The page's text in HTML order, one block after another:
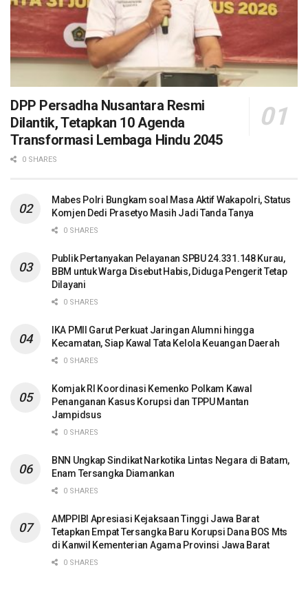
DPP Persadha Nusantara Resmi
Dilantik, Tetapkan 10 Agenda
Transformasi Lembaga Hindu 2045
0 SHARES
Mabes Polri Bungkam soal Masa Aktif Wakapolri, Status
Komjen Dedi Prasetyo Masih Jadi Tanda Tanya
0 SHARES
Publik Pertanyakan Pelayanan SPBU 24.331.148 Kurau,
BBM untuk Warga Disebut Habis, Diduga Pengerit Tetap
Dilayani
0 SHARES
IKA PMII Garut Perkuat Jaringan Alumni hingga
Kecamatan, Siap Kawal Tata Kelola Keuangan Daerah
0 SHARES
Komjak RI Koordinasi Kemenko Polkam Kawal
Penanganan Kasus Korupsi dan TPPU Mantan
Jampidsus
0 SHARES
BNN Ungkap Sindikat Narkotika Lintas Negara di Batam,
Enam Tersangka Diamankan
0 SHARES
AMPPIBI Apresiasi Kejaksaan Tinggi Jawa Barat
Tetapkan Empat Tersangka Baru Korupsi Dana BOS Mts
di Kanwil Kementerian Agama Provinsi Jawa Barat
0 SHARES